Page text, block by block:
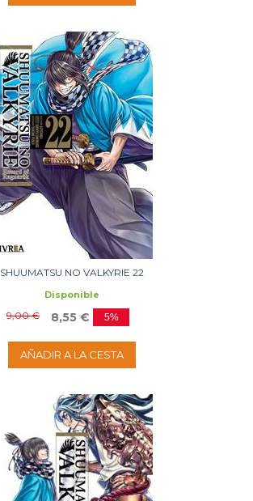
SHUUMATSU NO VALKYRIE 22
Disponible
9,00 € 8,55 € 5%
AÑADIR A LA CESTA